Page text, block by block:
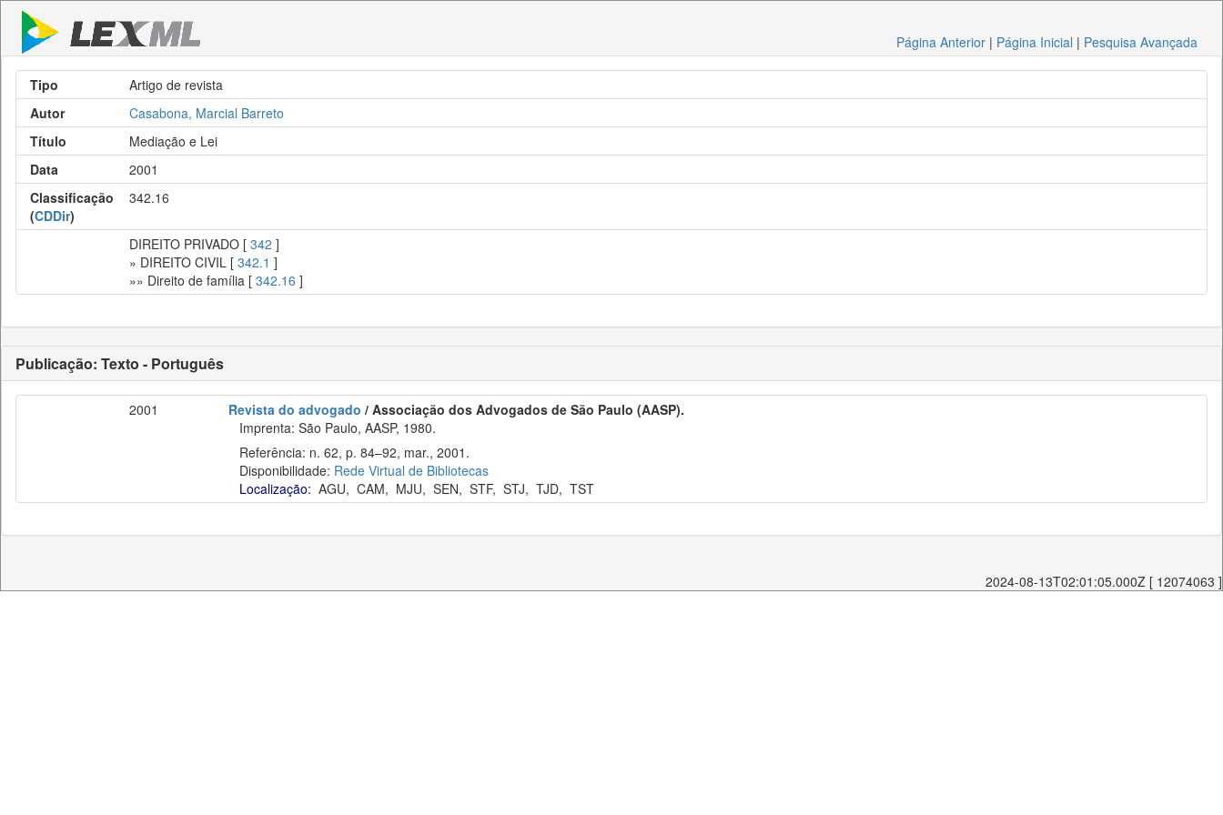
Página Anterior | Página Inicial | Pesquisa Avançada
Tipo
Artigo de revista
Autor
Casabona, Marcial Barreto
Título
Mediação e Lei
Data
2001
Classificação
(CDDir)
342.16
DIREITO PRIVADO [ 342 ]
» DIREITO CIVIL [ 342.1 ]
»» Direito de família [ 342.16 ]
Publicação: Texto - Português
2001 Revista do advogado / Associação dos Advogados de São Paulo (AASP).
Imprenta: São Paulo, AASP, 1980.
Referência: n. 62, p. 84–92, mar., 2001.
Disponibilidade: Rede Virtual de Bibliotecas
Localização: AGU, CAM, MJU, SEN, STF, STJ, TJD, TST
2024-08-13T02:01:05.000Z [ 12074063 ]